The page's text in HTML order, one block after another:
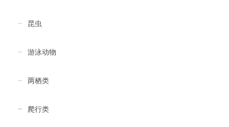
昆虫
游泳动物
两栖类
爬行类